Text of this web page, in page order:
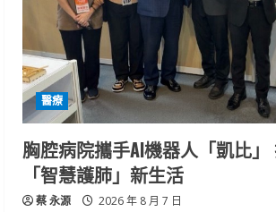
醫療
胸腔病院攜手AI機器人「凱比
「智慧護肺」新生活
蔡 永源 2026 年 8 月 7 日